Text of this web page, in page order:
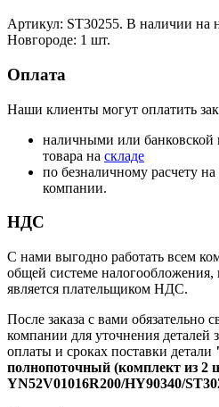
Артикул: ST30255. В наличии на
Новгороде: 1 шт.
Оплата
Наши клиенты могут оплатить
наличными или банковской
товара на складе
по безналичному расчету
компании.
НДС
С нами выгодно работать всем
общей системе
является плательщиком НДС.
После заказа с вами обязательно
компании для уточнения деталей
оплаты и сроках поставки детали
полнопоточный (комплект из 2
YN52V01016R200/HY90340/